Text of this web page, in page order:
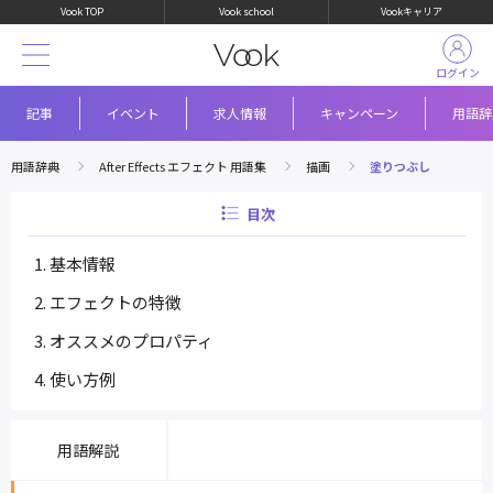
Vook TOP Vook school Vookキャリア
記事 イベント 求人情報 キャンペーン 用語
ログイン
用語辞典 After Effects エフェクト 用語集 描画 塗りつぶし
目次
基本情報
エフェクトの特徴
オススメのプロパティ
使い方例
用語解説